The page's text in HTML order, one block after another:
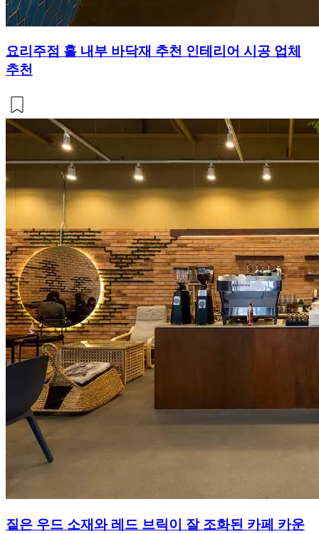
요리주점 홀 내부 바닥재 추천 인테리어 시공 업체
추천
짙은 우드 소재와 레드 브릭이 잘 조화된 카페 카운